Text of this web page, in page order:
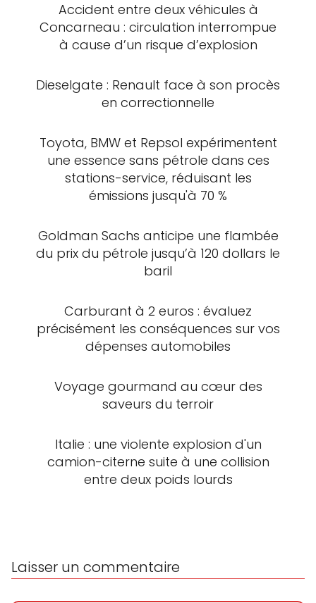
Accident entre deux véhicules à
Concarneau : circulation interrompue
à cause d’un risque d’explosion
Dieselgate : Renault face à son procès
en correctionnelle
Toyota, BMW et Repsol expérimentent
une essence sans pétrole dans ces
stations-service, réduisant les
émissions jusqu'à 70 %
Goldman Sachs anticipe une flambée
du prix du pétrole jusqu’à 120 dollars le
baril
Carburant à 2 euros : évaluez
précisément les conséquences sur vos
dépenses automobiles
Voyage gourmand au cœur des
saveurs du terroir
Italie : une violente explosion d'un
camion-citerne suite à une collision
entre deux poids lourds
Laisser un commentaire